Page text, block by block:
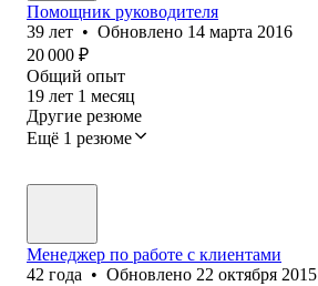
Помощник руководителя
39 лет • Обновлено 14 марта 2016
20 000 ₽
Общий опыт
19 лет 1 месяц
Другие резюме
Ещё 1 резюме
Менеджер по работе с клиентами
42 года • Обновлено 22 октября 2015